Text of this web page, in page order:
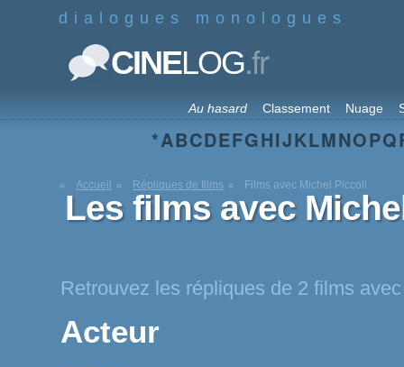
dialogues monologues
CINELOG.fr
Au hasard Classement Nuage
*ABCDEFGHIJKLMNOPQ
Accueil Répliques de films Films avec Michel Piccoli
Les films avec
Retrouvez les répliques de 2 films
Acteur